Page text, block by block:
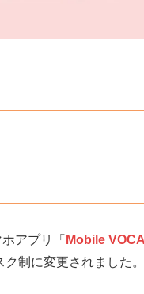
アプリ「 Mobile
制に変更されました。